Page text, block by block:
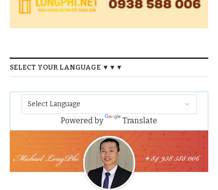
SELECT YOUR LANGUAGE ▼▼▼
Powered by Translate